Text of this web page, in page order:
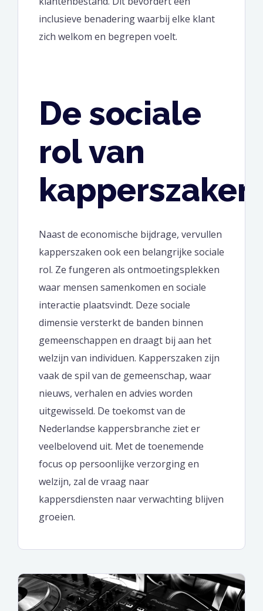
inclusieve benadering waarbij elke klant
zich welkom en begrepen voelt.
De sociale
rol van
kapperszaken
Naast de economische bijdrage, vervullen
kapperszaken ook een belangrijke sociale
rol. Ze fungeren als ontmoetingsplekken
waar mensen samenkomen en sociale
interactie plaatsvindt. Deze sociale
dimensie versterkt de banden binnen
gemeenschappen en draagt bij aan het
welzijn van individuen. Kapperszaken zijn
vaak de spil van de gemeenschap, waar
nieuws, verhalen en advies worden
uitgewisseld. De toekomst van de
Nederlandse kappersbranche ziet er
veelbelovend uit. Met de toenemende
focus op persoonlijke verzorging en
welzijn, zal de vraag naar
kappersdiensten naar verwachting blijven
groeien.